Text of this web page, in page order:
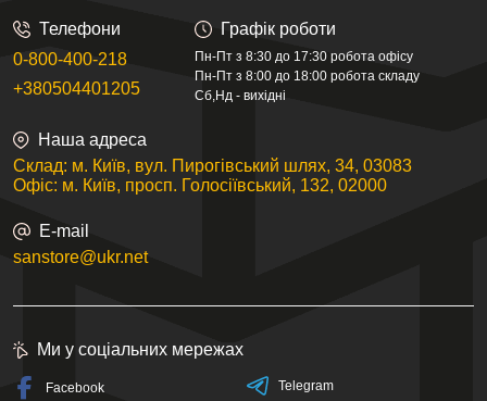
Телефони
0-800-400-218
+380504401205
Графік роботи
Пн-Пт з 8:30 до 17:30 робота офісу
Пн-Пт з 8:00 до 18:00 робота складу
Сб,Нд - вихідні
Наша адреса
Склад: м. Київ, вул. Пирогівський шлях, 34, 03083
Офіс: м. Київ, просп. Голосіївський, 132, 02000
E-mail
sanstore@ukr.net
Ми у соціальних мережах
Facebook Telegram